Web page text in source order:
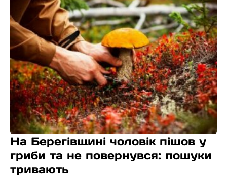
На Берегівщині чоловік пішов у
гриби та не повернувся: пошуки
тривають